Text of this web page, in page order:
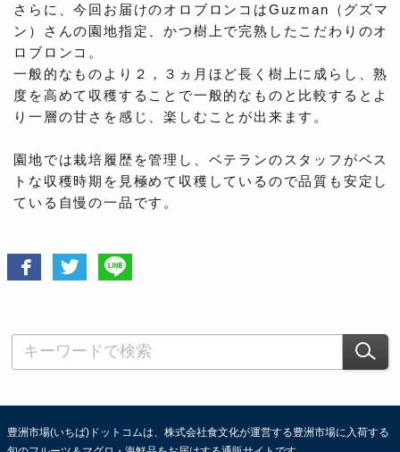
さらに、今回お届けのオロブロンコはGuzman（グズマ
ン）さんの園地指定、かつ樹上で完熟したこだわりのオ
ロブロンコ。
一般的なものより２，３ヵ月ほど長く樹上に成らし、熟
度を高めて収穫することで一般的なものと比較するとよ
り一層の甘さを感じ、楽しむことが出来ます。
園地では栽培履歴を管理し、ベテランのスタッフがベス
トな収穫時期を見極めて収穫しているので品質も安定し
ている自慢の一品です。
豊洲市場(いちば)ドットコムは、株式会社食文化が運営する豊洲市場に入荷する